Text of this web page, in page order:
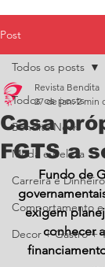
Post
Todos os posts
Bendita News
Moda e Beleza
Carreira e Dinheiro
Comportamento
Decor + Gastro +
Todos os posts
Casa
FGTS a
Revista Bendita
27 de jan. 2 min
Fundo de
exigem
conhecer